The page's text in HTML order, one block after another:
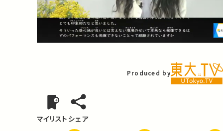
Video
Produced by
マイリスト シェア